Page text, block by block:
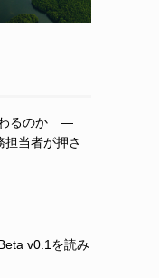
わるのか ―
当者が押さ
v0.1を読み